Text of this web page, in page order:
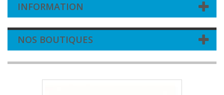
INFORMATION
NOS BOUTIQUES